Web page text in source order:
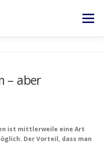
Menü
– aber
ist mittlerweile eine Art
Der Vorteil, dass man